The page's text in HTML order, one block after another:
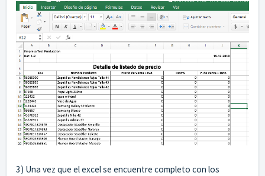
3) Una vez que el excel se encuentre completo con los